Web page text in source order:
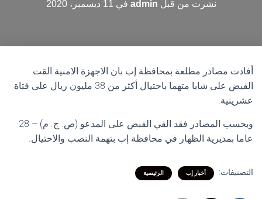
نشرت من قبل admin في 11 ديسمبر، 2020
أفادت مصادر مطلعة بمحافظة إب بان الاجهزة الامنية القت
القبض على شابا متهما باحتيال أكثر من 38 مليون ريال على فتاة
عشرينية.
وبحسب المصادر فقد القي القبض على المدعو (ص. ج. م) – 28
عاما بمديرية الظهار في محافظة إب بتهمة النصب والاحتيال.
التصنيفات: أخبار إب الرئيسية